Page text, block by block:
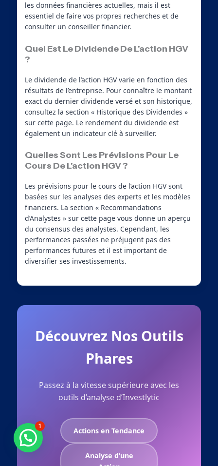
les données financières actuelles, mais il est
essentiel de faire vos propres recherches et de
consulter un conseiller financier.
Quel Est Le Dividende De L’action HGV
?
Le dividende de l’action HGV varie en fonction des
résultats de l’entreprise. Pour connaître le montant
exact du dernier dividende versé et son historique,
consultez la section « Historique des Dividendes »
sur cette page. Le rendement du dividende est
également un indicateur clé à surveiller.
Quelles Sont Les Prévisions Pour Le
Cours De L’action HGV ?
Les prévisions pour le cours de l’action HGV sont
basées sur les analyses des experts et les modèles
financiers. La section « Recommandations
d’Analystes » sur cette page vous donne un aperçu
du consensus des analystes. Cependant, les
performances passées ne préjugent pas des
performances futures et il est important de
diversifier ses investissements.
Découvrez Nos Outils
Phares
Passez à la vitesse supérieure avec les
outils d’analyse d’Investlytic
Actions en Tendance
Analyse d’une
Besoin d'aide ?
1